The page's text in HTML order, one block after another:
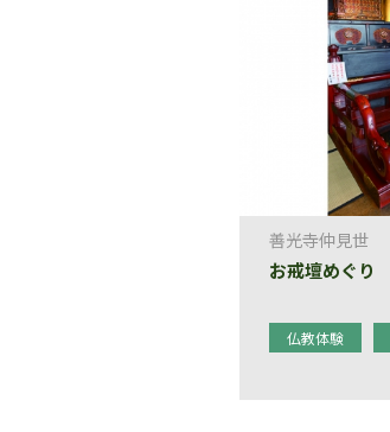
善光寺仲見世
お戒壇めぐり
仏教体験